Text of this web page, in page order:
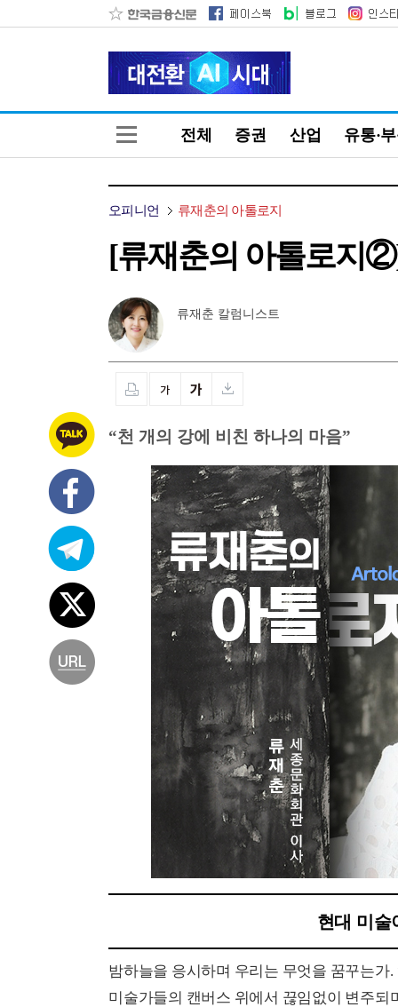
전체 증권 산업 유통·
오피니언 류재춘의 아톨로지
[류재춘의 아톨로지
류재춘 칼럼니스트
“천 개의 강에 비친 하나의 마음”
현대 미술
밤하늘을 응시하며 우리는 무엇을 꿈꾸는가
미술가들의 캔버스 위에서 끊임없이 변주되